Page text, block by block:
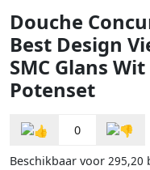
Douche
Best Design
SMC Glans
Potenset
0
Beschikbaar voor 295,20